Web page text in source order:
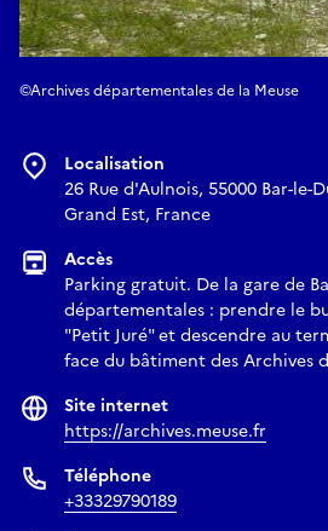
©Archives départementales de la Meuse
Localisation
26 Rue d'Aulnois, 55000 Bar-le-
Grand Est, France
Accès
Parking gratuit. De la gare de
départementales : prendre le
"Petit Juré" et descendre au
face du bâtiment des Archives
Site internet
https://archives.meuse.fr
Téléphone
+33329790189